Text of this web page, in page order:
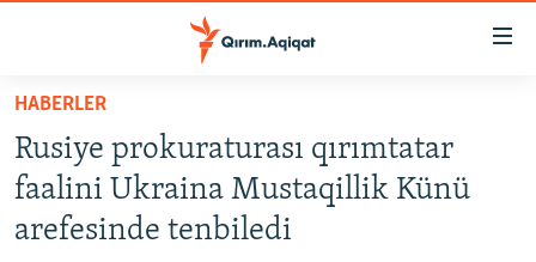
Esas
qaytmaq
Baş
navigatsiyağa
qaytmaq
SİYASET
İQTİSADİYAT
HABERLER
Rusiye prokuraturası qırımtatar
faalini Ukraina Mustaqillik Künü
arefesinde tenbiledi